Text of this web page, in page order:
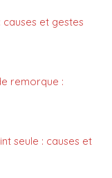
et gestes
remorque :
seule : causes et